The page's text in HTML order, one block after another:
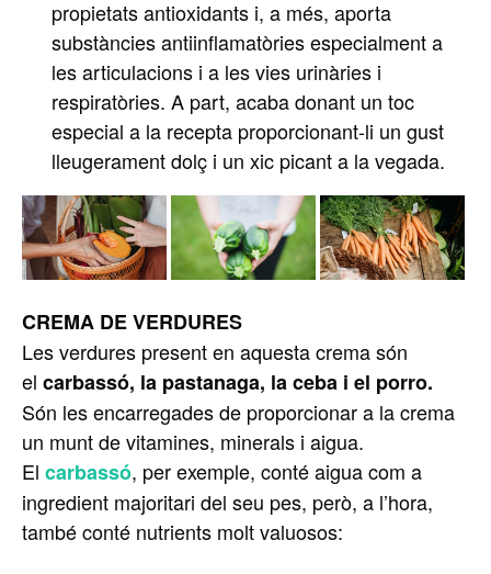
propietats antioxidants i, a més, aporta
substàncies antiinflamatòries especialment a
les articulacions i a les vies urinàries i
respiratòries. A part, acaba donant un toc
especial a la recepta proporcionant-li un gust
lleugerament dolç i un xic picant a la vegada.
CREMA DE VERDURES
Les verdures present en aquesta crema són
el carbassó, la pastanaga, la ceba i el porro.
Són les encarregades de proporcionar a la crema
un munt de vitamines, minerals i aigua.
El carbassó, per exemple, conté aigua com a
ingredient majoritari del seu pes, però, a l’hora,
també conté nutrients molt valuosos: